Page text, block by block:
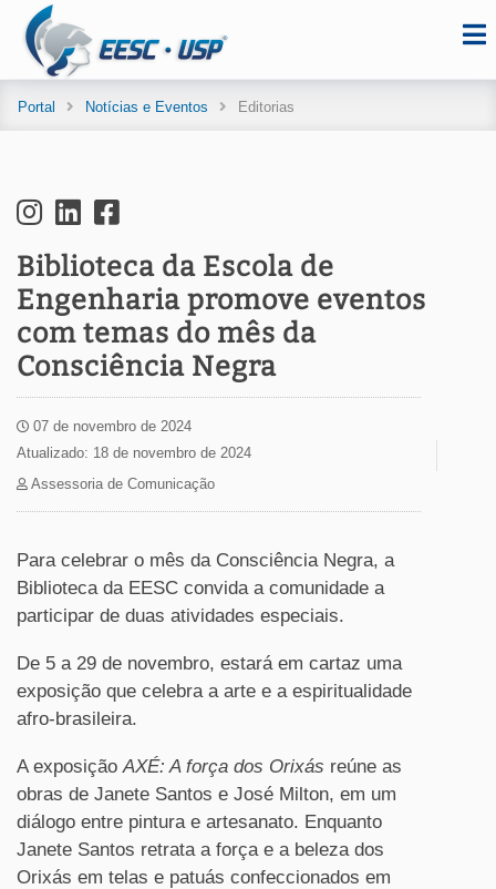
Portal Notícias e Eventos Editorias
Biblioteca da Escola de
Engenharia promove eventos
com temas do mês da
Consciência Negra
07 de novembro de 2024
Atualizado: 18 de novembro de 2024
Assessoria de Comunicação
Para celebrar o mês da Consciência Negra, a
Biblioteca da EESC convida a comunidade a
participar de duas atividades especiais.
De 5 a 29 de novembro, estará em cartaz uma
exposição que celebra a arte e a espiritualidade
afro-brasileira.
A exposiçãoAXÉ: A força dos Orixás reúne as
obras de Janete Santos e José Milton, em um
diálogo entre pintura e artesanato. Enquanto
Janete Santos retrata a força e a beleza dos
Orixás em telas e patuás confeccionados em